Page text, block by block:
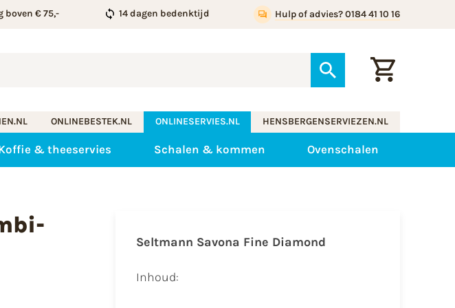
boven € 75,- 14 dagen bedenktijd Hulp of advies? 0184 41 10 16
ONLINEBESTEK.NL ONLINESERVIES.NL HENSBERGENSERVIEZEN.NL
& theeservies Schalen & kommen Ovenschalen
Seltmann Savona Fine Diamond
Inhoud: